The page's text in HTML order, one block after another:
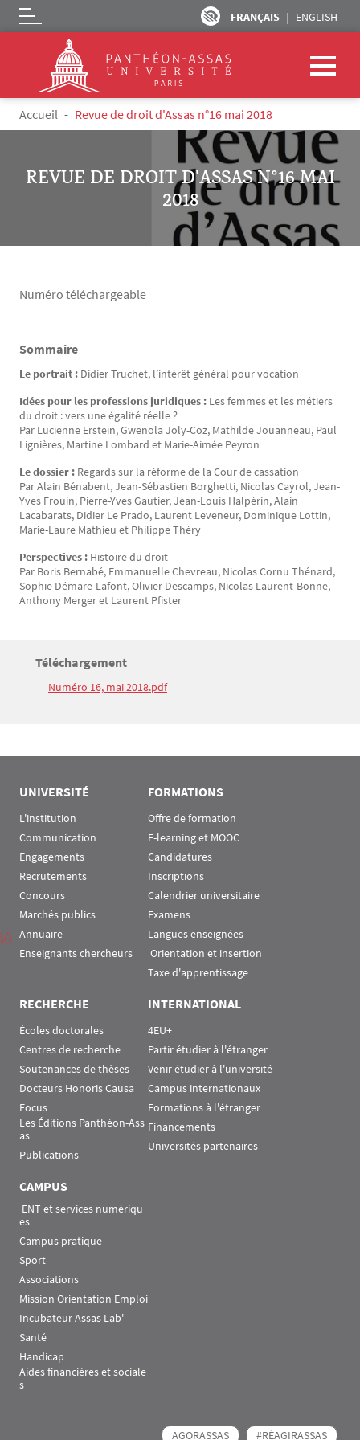
Aller au contenu principal
FRANÇAIS ENGLISH
Logo
Fil d'Ariane
Accueil Revue de droit d'Assas n°16 mai 2018
REVUE DE DROIT D'ASSAS N°16 MAI
2018
Numéro téléchargeable
Texte
Sommaire
Le portrait : Didier Truchet, l’intérêt général pour vocation
Idées pour les professions juridiques : Les femmes et les métiers
du droit : vers une égalité réelle ?
Par Lucienne Erstein, Gwenola Joly-Coz, Mathilde Jouanneau, Paul
Lignières, Martine Lombard et Marie-Aimée Peyron
Le dossier : Regards sur la réforme de la Cour de cassation
Par Alain Bénabent, Jean-Sébastien Borghetti, Nicolas Cayrol, Jean-
Yves Frouin, Pierre-Yves Gautier, Jean-Louis Halpérin, Alain
Lacabarats, Didier Le Prado, Laurent Leveneur, Dominique Lottin,
Marie-Laure Mathieu et Philippe Théry
Perspectives : Histoire du droit
Par Boris Bernabé, Emmanuelle Chevreau, Nicolas Cornu Thénard,
Sophie Démare-Lafont, Olivier Descamps, Nicolas Laurent-Bonne,
Anthony Merger et Laurent Pfister
Bloc(s) libre(s)
Titre
Téléchargement
Texte
Numéro 16, mai 2018.pdf
UNIVERSITÉ
L'institution
Communication
Engagements
Recrutements
Concours
Marchés publics
Annuaire
Enseignants chercheurs
FORMATIONS
Offre de formation
E-learning et MOOC
Candidatures
Inscriptions
Calendrier universitaire
Examens
Langues enseignées
Orientation et insertion
Taxe d'apprentissage
RECHERCHE
Écoles doctorales
Centres de recherche
Soutenances de thèses
Docteurs Honoris Causa
Focus
Les Éditions Panthéon-Ass
as
Publications
INTERNATIONAL
4EU+
Partir étudier à l'étranger
Venir étudier à l'université
Campus internationaux
Formations à l'étranger
Financements
Universités partenaires
CAMPUS
es
Campus pratique
Sport
Associations
Mission Orientation Emploi
Incubateur Assas Lab'
Santé
Handicap
Aides financières et sociale
s
AGORASSAS
#RÉAGIRASSAS